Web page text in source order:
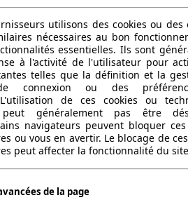
8.0 l/100km
5.6 l/100km
6.4 l/100km
Euro 5
60 l
utilisons des cookies ou des
nécessaires au bon
essentielles. Ils sont
à l'activité de l'utilisateur pour
telles que la définition et la
connexion ou des
de ces cookies ou
généralement pas être
navigateurs peuvent bloquer ces
ou vous en avertir. Le blocage de
peut affecter la fonctionnalité du
de la page